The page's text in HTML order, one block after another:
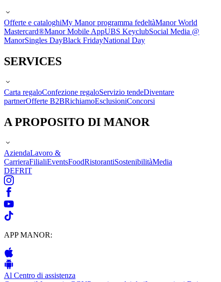
Offerte e cataloghiMy Manor programma fedeltàManor World
Mastercard®Manor Mobile AppUBS KeyclubSocial Media @
ManorSingles DayBlack FridayNational Day
SERVICES
Carta regaloConfezione regaloServizio tendeDiventare
partnerOfferte B2BRichiamoEsclusioniConcorsi
A PROPOSITO DI MANOR
AziendaLavoro &
CarrieraFilialiEventsFoodRistorantiSostenibilitàMedia
DEFRIT
APP MANOR:
Al Centro di assistenza